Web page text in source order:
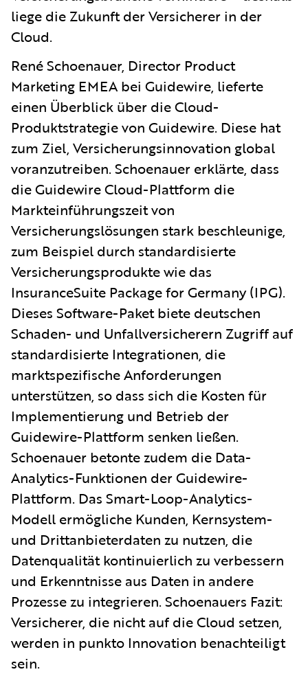
liege die Zukunft der Versicherer in der
Cloud.
René Schoenauer, Director Product
Marketing EMEA bei Guidewire, lieferte
einen Überblick über die Cloud-
Produktstrategie von Guidewire. Diese hat
zum Ziel, Versicherungsinnovation global
voranzutreiben. Schoenauer erklärte, dass
die Guidewire Cloud-Plattform die
Markteinführungszeit von
Versicherungslösungen stark beschleunige,
zum Beispiel durch standardisierte
Versicherungsprodukte wie das
InsuranceSuite Package for Germany (IPG).
Dieses Software-Paket biete deutschen
Schaden- und Unfallversicherern Zugriff auf
standardisierte Integrationen, die
marktspezifische Anforderungen
unterstützen, so dass sich die Kosten für
Implementierung und Betrieb der
Guidewire-Plattform senken ließen.
Schoenauer betonte zudem die Data-
Analytics-Funktionen der Guidewire-
Plattform. Das Smart-Loop-Analytics-
Modell ermögliche Kunden, Kernsystem-
und Drittanbieterdaten zu nutzen, die
Datenqualität kontinuierlich zu verbessern
und Erkenntnisse aus Daten in andere
Prozesse zu integrieren. Schoenauers Fazit:
Versicherer, die nicht auf die Cloud setzen,
werden in punkto Innovation benachteiligt
sein.